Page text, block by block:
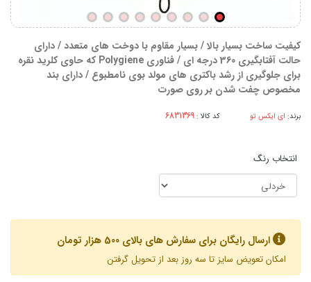
کیفیت ساخت بسیار بالا / بسیار مقاوم با دوخت های متعدد / دارای
حالت آفتابگیری 360 درجه ای / فناوری Polygiene که حاوی کلرید نقره
برای جلوگیری از رشد باکتری های مولد بوی نامطبوع / دارای بند
مخصوص چفت شدن بر روی صورت
برند: ای ایکس تو کد کالا :
انتخاب رنگ
ارسال رایگان برای سفارش های بالای 500 هزار تومان
امکان تعویض سایز تا سه روز بعد از تحویل گرفتن